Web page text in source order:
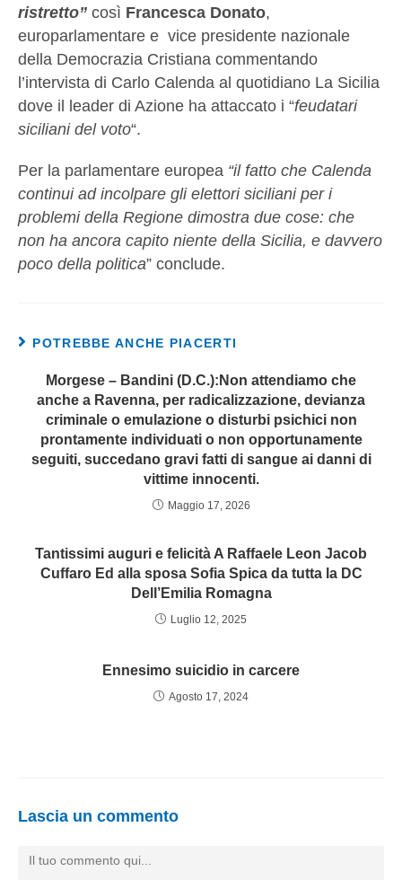
ristretto” così Francesca Donato,
europarlamentare e vice presidente nazionale
della Democrazia Cristiana commentando
l’intervista di Carlo Calenda al quotidiano La Sicilia
dove il leader di Azione ha attaccato i “feudatari
siciliani del voto“.
Per la parlamentare europea “il fatto che Calenda
continui ad incolpare gli elettori siciliani per i
problemi della Regione dimostra due cose: che
non ha ancora capito niente della Sicilia, e davvero
poco della politica” conclude.
POTREBBE ANCHE PIACERTI
Morgese – Bandini (D.C.):Non attendiamo che
anche a Ravenna, per radicalizzazione, devianza
criminale o emulazione o disturbi psichici non
prontamente individuati o non opportunamente
seguiti, succedano gravi fatti di sangue ai danni di
vittime innocenti.
Maggio 17, 2026
Tantissimi auguri e felicità A Raffaele Leon Jacob
Cuffaro Ed alla sposa Sofia Spica da tutta la DC
Dell’Emilia Romagna
Luglio 12, 2025
Ennesimo suicidio in carcere
Agosto 17, 2024
Lascia un commento